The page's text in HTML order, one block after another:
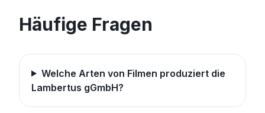
Häufige Fragen
Welche Arten von Filmen produziert die
Lambertus gGmbH?